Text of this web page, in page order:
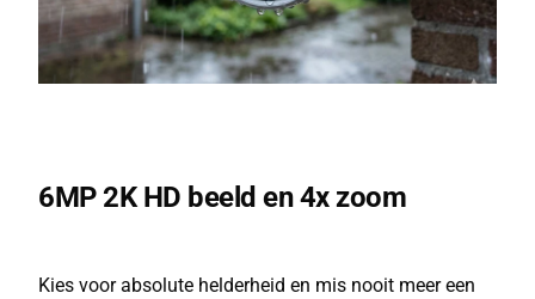
6MP 2K HD beeld en 4x zoom
Kies voor absolute helderheid en mis nooit meer een